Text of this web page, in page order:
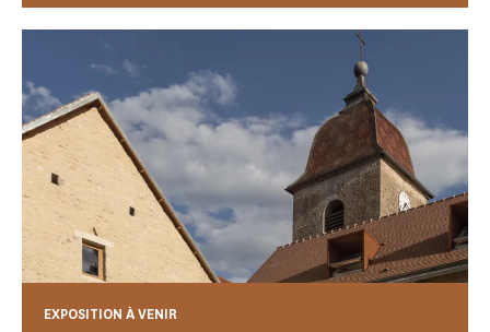
EXPOSITION À VENIR